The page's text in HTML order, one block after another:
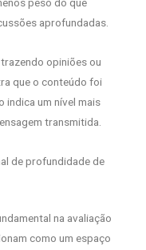
aprofundadas.
opiniões ou
que o conteúdo foi
indica um nível mais
transmitida.
de profundidade de
na avaliação
como um espaço